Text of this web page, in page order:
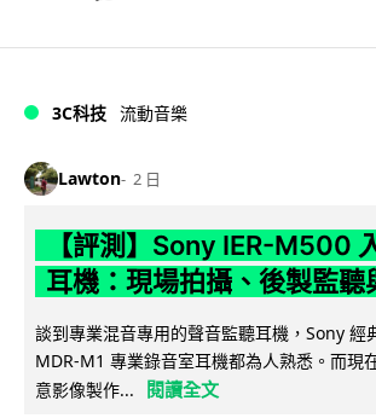
3C科技 流動音樂
Lawton 2 日
【評測】Sony IER-M500
耳機：現場拍攝、後製監聽
談到專業混音專用的聲音監聽耳機，Sony 經
MDR-M1 專業錄音室耳機都為人熟悉。而現
意影像製作...
閱讀全文